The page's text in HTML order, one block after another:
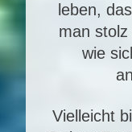
leben,
man
wie
Vielleicht